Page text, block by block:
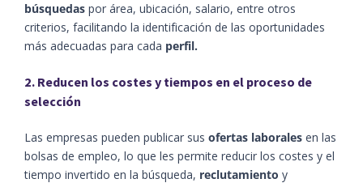
búsquedas por área, ubicación, salario, entre otros
criterios, facilitando la identificación de las oportunidades
más adecuadas para cada perfil.
2. Reducen los costes y tiempos en el proceso de
selección
Las empresas pueden publicar sus ofertas laborales en las
bolsas de empleo, lo que les permite reducir los costes y el
tiempo invertido en la búsqueda, reclutamiento y